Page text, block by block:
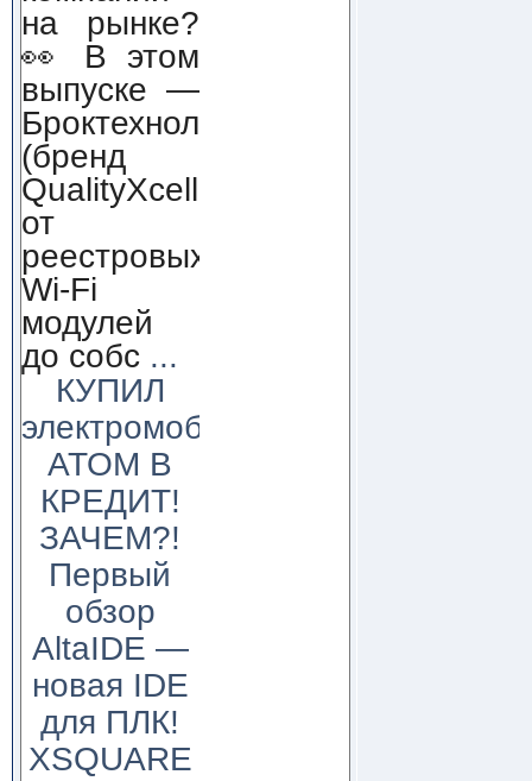
на рынке?
👀 В этом
выпуске —
Броктехнолоджи
(бренд
QualityXcellence):
от
реестровых
Wi-Fi
модулей
до собс ...
КУПИЛ
электромобиль
АТОМ В
КРЕДИТ!
ЗАЧЕМ?!
Первый
обзор
AltaIDE —
новая IDE
для ПЛК!
XSQUARE